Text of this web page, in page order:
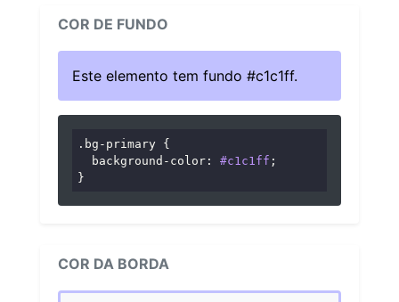
COR DE FUNDO
Este elemento tem fundo #c1c1ff.
.bg-primary {
background-color : #c1c1ff ;
}
COR DA BORDA